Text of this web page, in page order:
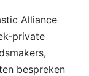
Alliance
private
bespreken